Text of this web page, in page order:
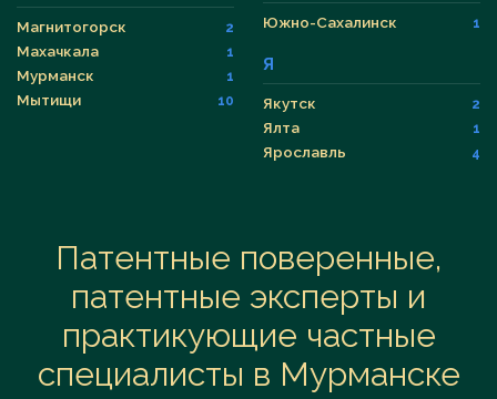
Магнитогорск 2
Махачкала 1
Мурманск 1
Мытищи 10
Южно-Сахалинск 1
Я
Якутск 2
Ялта 1
Ярославль 4
Патентные поверенные,
патентные эксперты и
практикующие частные
специалисты в Мурманске